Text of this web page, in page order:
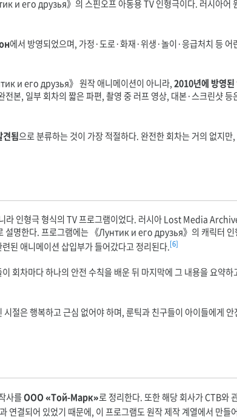
и его друзья》의 스핀오프 아동용 TV 인형극이다. 러시아어
에서 방영되었으며, 가정·도로·화재·위생·놀이·응급처치 등 어
и его друзья》 원작 애니메이션이 아니라,2010년에 방영
전본, 일부 회차의 짧은 파편, 촬영 중 러프 영상, 대본·스크린샷
견됨으로 분류하는 것이 가장 적절하다. 완전한 회차는 거의 없지
라 인형극 형식의 TV 프로그램이었다. 러시아 Lost Media
명한다. 프로그램에는 《Лунтик и его друзья》의 캐릭터 인
된 애니메이션 삽입부가 들어갔다고 정리된다.[6]
회차마다 하나의 안전 수칙을 배운 뒤 마지막에 그 내용을 요약
절은 행복하고 근심 없어야 하며, 룬틱과 친구들이 아이들에게
사를ООО «Той-Марк»로 정리한다. 또한 해당 회사가 СТВ
결되어 있었기 때문에, 이 프로그램도 원작 제작 계열에서 만들